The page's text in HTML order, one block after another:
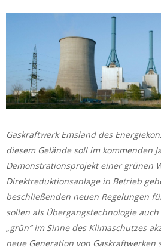
Gaskraftwerk Emsland des
diesem Gelände soll im kommenden
Demonstrationsprojekt einer grünen
Direktreduktionsanlage in Betrieb
beschließenden neuen Regelungen
sollen als Übergangstechnologie
„grün“ im Sinne des Klimaschutzes
neue Generation von